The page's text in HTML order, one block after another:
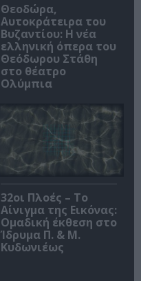
Θεοδώρα,
Αυτοκράτειρα του
Βυζαντίου: Η νέα
ελληνική όπερα του
Θεόδωρου Στάθη
στο θέατρο
Ολύμπια
32οι Πλοές – Το
Αίνιγμα της Εικόνας:
Ομαδική έκθεση στο
Ίδρυμα Π. & Μ.
Κυδωνιέως